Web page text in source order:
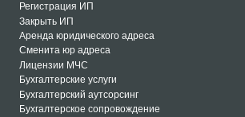
Регистрация ИП
Закрыть ИП
Аренда юридического адреса
Сменита юр адреса
Лицензии МЧС
Бухгалтерские услуги
Бухгалтерский аутсорсинг
Бухгалтерское сопровождение